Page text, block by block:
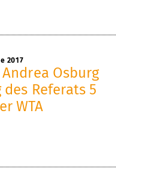
2017
Osburg
Referats 5
WTA